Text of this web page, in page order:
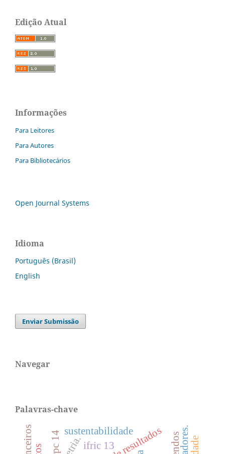
Edição Atual
Informações
Para Leitores
Para Autores
Para Bibliotecários
Open Journal Systems
Idioma
Português (Brasil)
English
Enviar Submissão
Navegar
Palavras-chave
sustentabilidade
ifric 13
icpc 14